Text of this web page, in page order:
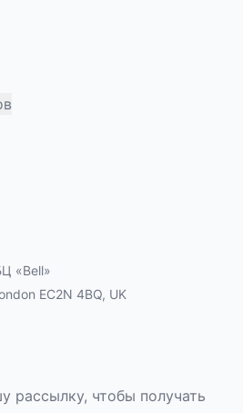
«Bell»
EC2N 4BQ, UK
рассылку, чтобы получать